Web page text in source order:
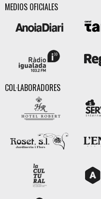
MEDIOS OFICIALES
COL·LABORADORES